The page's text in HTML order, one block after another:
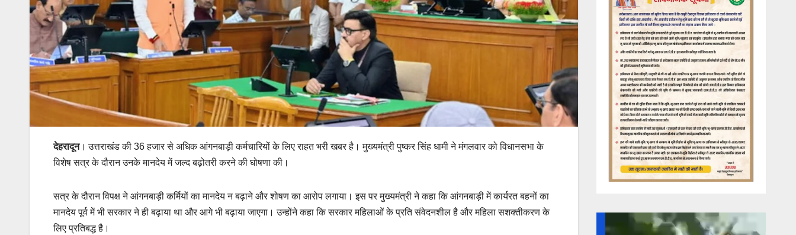
देहरादून। उत्तराखंड की 36 हजार से अधिक आंगनबाड़ी कर्मचारियों के लिए राहत भरी खबर है। मुख्यमंत्री पुष्कर सिंह धामी ने मंगलवार को विधानसभा के
विशेष सत्र के दौरान उनके मानदेय में जल्द बढ़ोतरी करने की घोषणा की।
सत्र के दौरान विपक्ष ने आंगनबाड़ी कर्मियों का मानदेय न बढ़ाने और शोषण का आरोप लगाया। इस पर मुख्यमंत्री ने कहा कि आंगनबाड़ी में कार्यरत बहनों का
मानदेय पूर्व में भी सरकार ने ही बढ़ाया था और आगे भी बढ़ाया जाएगा। उन्होंने कहा कि सरकार महिलाओं के प्रति संवेदनशील है और महिला सशक्तीकरण के
लिए प्रतिबद्ध है।